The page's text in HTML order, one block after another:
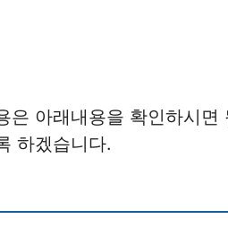
은 아래내용을 확인하시
하겠습니다.